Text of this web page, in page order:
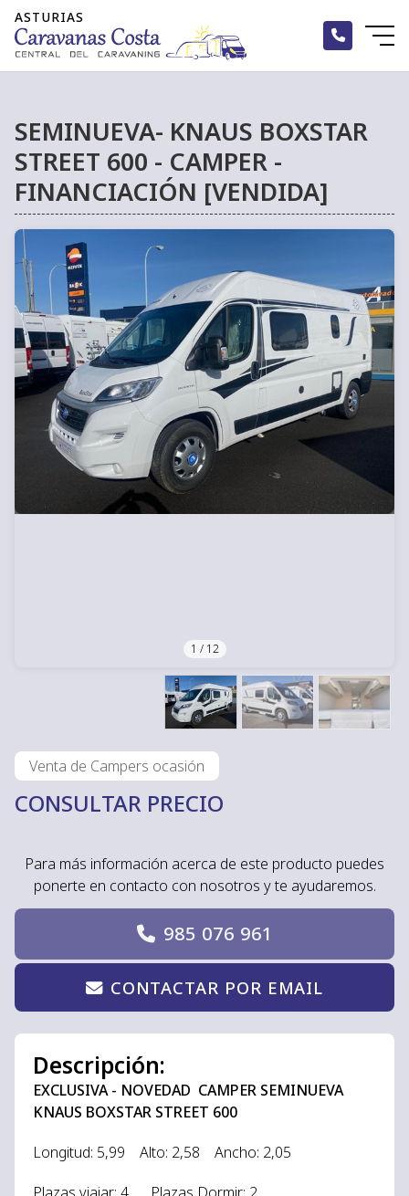
SEMINUEVA- KNAUS BOXSTAR
STREET 600 - CAMPER -
FINANCIACIÓN [VENDIDA]
1 / 12
Venta de Campers ocasión
CONSULTAR PRECIO
Para más información acerca de este producto puedes
ponerte en contacto con nosotros y te ayudaremos.
985 076 961
CONTACTAR POR EMAIL
Descripción:
EXCLUSIVA - NOVEDAD CAMPER SEMINUEVA
KNAUS BOXSTAR STREET 600
Longitud: 5,99 Alto: 2,58 Ancho: 2,05